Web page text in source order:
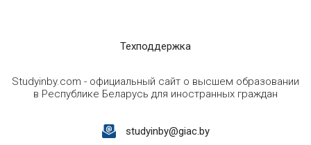
Техподдержка
Studyinby.com - официальный сайт о высшем образовании
в Республике Беларусь для иностранных граждан
studyinby@giac.by